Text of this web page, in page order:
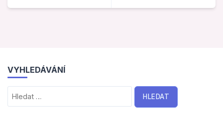
VYHLEDÁVÁNÍ
Vyhledávání